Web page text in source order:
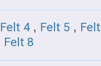
Felt 4 , Felt 5 , Felt
Felt 8